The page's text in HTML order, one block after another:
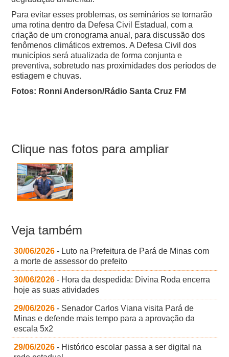
Para evitar esses problemas, os seminários se tornarão
uma rotina dentro da Defesa Civil Estadual, com a
criação de um cronograma anual, para discussão dos
fenômenos climáticos extremos.A Defesa Civil dos
municípios será atualizada de forma conjunta e
preventiva, sobretudo nas proximidades dos períodos de
estiagem e chuvas.
Fotos: Ronni Anderson/Rádio Santa Cruz FM
Clique nas fotos para ampliar
Veja também
30/06/2026 - Luto na Prefeitura de Pará de Minas com
a morte de assessor do prefeito
30/06/2026 - Hora da despedida: Divina Roda encerra
hoje as suas atividades
29/06/2026 - Senador Carlos Viana visita Pará de
Minas e defende mais tempo para a aprovação da
escala 5x2
29/06/2026 - Histórico escolar passa a ser digital na